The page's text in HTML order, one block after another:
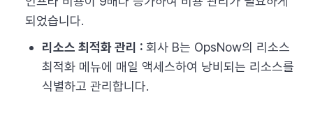
되었습니다.
리소스 최적화 관리 : 회사 B는 OpsNow의 리소스
최적화 메뉴에 매일 액세스하여 낭비되는 리소스를
식별하고 관리합니다.